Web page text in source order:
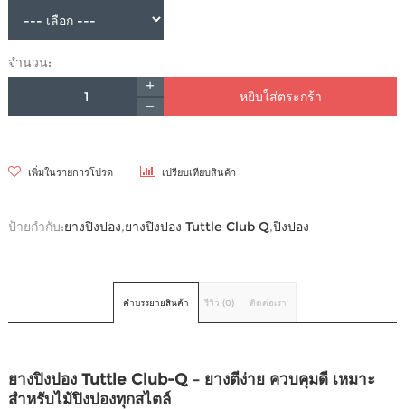
จำนวน:
หยิบใส่ตระกร้า
เพิ่มในรายการโปรด เปรียบเทียบสินค้า
ป้ายกำกับ:ยางปิงปอง,ยางปิงปอง Tuttle Club Q,ปิงปอง
คำบรรยายสินค้า รีวิว (0) ติดต่อเรา
ยางปิงปอง Tuttle Club-Q – ยางตีง่าย ควบคุมดี เหมาะ
สำหรับไม้ปิงปองทุกสไตล์